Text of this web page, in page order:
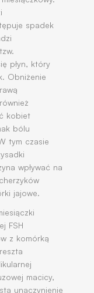
spadek
płyn, który
Obniżenie
kobiet
bólu
tym czasie
wpływać na
jajowe.
FSH
z komórką
macicy,
unaczynienie